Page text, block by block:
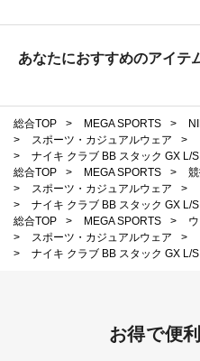
あなたにおすすめのアイテ
総合TOP > MEGA SPORTS >
>
スポーツ・カジュアルウェア >
>
ナイキ クラブ BB スタック GX L/
総合TOP
> MEGA SPORTS >
>
スポーツ・カジュアルウェア >
>
ナイキ クラブ BB スタック GX L/
総合TOP
> MEGA SPORTS >
>
スポーツ・カジュアルウェア >
>
ナイキ クラブ BB スタック GX L/
お得で便